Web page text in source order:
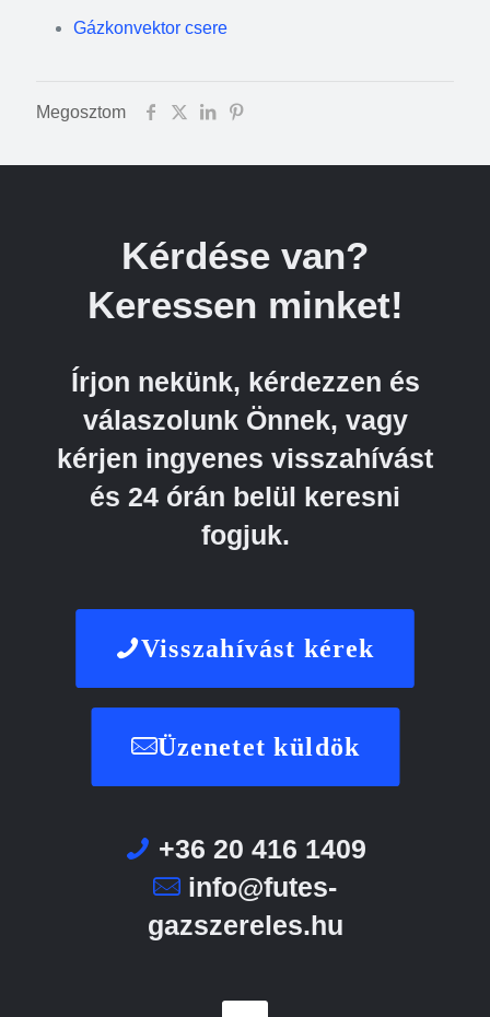
Gázkonvektor csere
Megosztom
Kérdése van?
Keressen minket!
Írjon nekünk, kérdezzen és
válaszolunk Önnek, vagy
kérjen ingyenes visszahívást
és 24 órán belül keresni
fogjuk.
Visszahívást kérek
Üzenetet küldök
+36 20 416 1409
info@futes-
gazszereles.hu